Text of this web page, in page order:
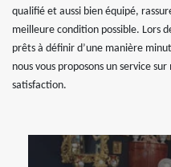
qualifié et aussi bien équipé,
meilleure condition possible. Lors
prêts à définir d’une manière
nous vous proposons un service
satisfaction.